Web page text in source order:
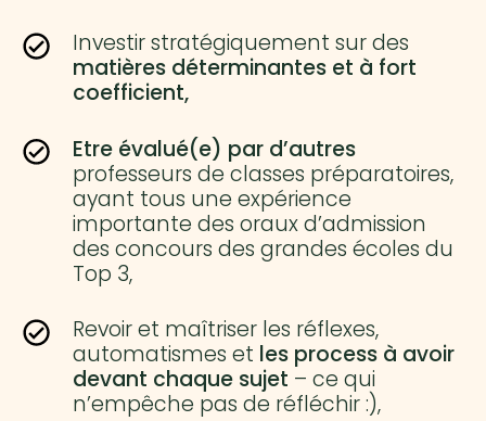
Investir stratégiquement sur des
matières déterminantes et à fort
coefficient,
Etre évalué(e) par d’autres
professeurs de classes préparatoires,
ayant tous une expérience
importante des oraux d’admission
des concours des grandes écoles du
Top 3,
Revoir et maîtriser les réflexes,
automatismes et les process à avoir
devant chaque sujet – ce qui
n’empêche pas de réfléchir :),